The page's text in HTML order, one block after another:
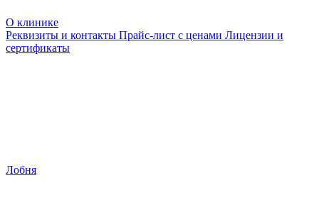
О клинике
Реквизиты и контакты Прайс-лист с ценами Лицензии и
сертификаты
Лобня